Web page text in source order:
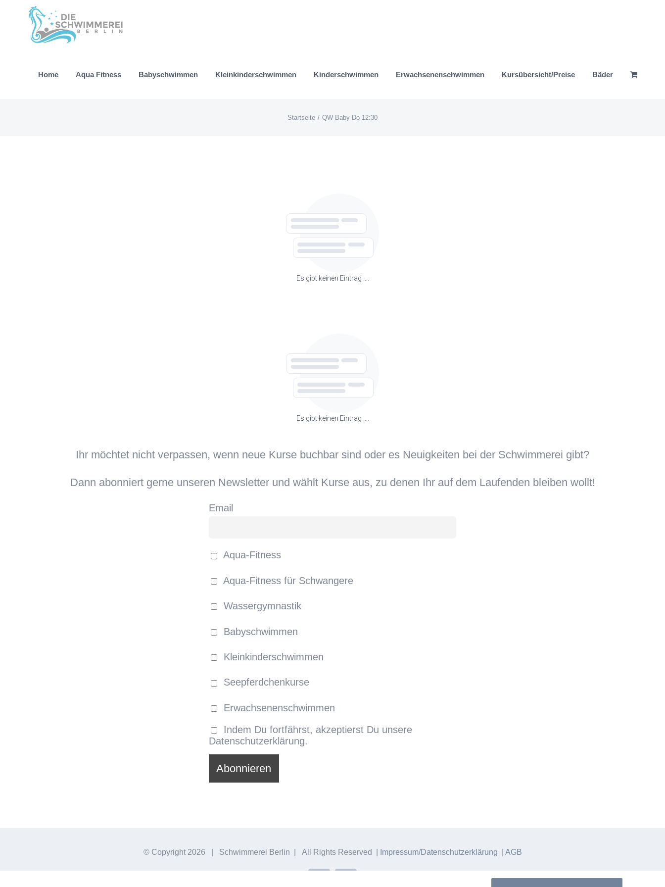
springen
Home Aqua Fitness Babyschwimmen Kleinkinderschwimmen Kinderschwimmen Erwachsenenschwimmen Kursübersicht/Preise Bäder
Startseite QW Baby Do 12:30
Es gibt keinen Eintrag ….
Es gibt keinen Eintrag ….
Ihr möchtet nicht verpassen, wenn neue Kurse buchbar sind oder es Neuigkeiten bei der Schwimmerei gibt?
Dann abonniert gerne unseren Newsletter und wählt Kurse aus, zu denen Ihr auf dem Laufenden bleiben wollt!
Email
Aqua-Fitness
Aqua-Fitness für Schwangere
Wassergymnastik
Babyschwimmen
Kleinkinderschwimmen
Seepferdchenkurse
Erwachsenenschwimmen
Indem Du fortfährst, akzeptierst Du unsere
Datenschutzerklärung.
© Copyright 2026 | Schwimmerei Berlin | All Rights Reserved | Impressum/Datenschutzerklärung AGB